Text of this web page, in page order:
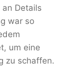
Details
war so
um eine
zu schaffen.